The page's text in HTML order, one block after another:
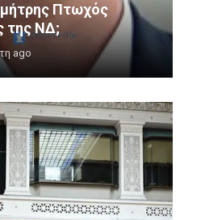
Πτωχός
της ΝΔ;
ago